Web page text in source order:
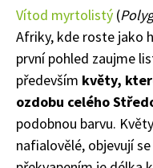
Vítod myrtolistý (
Afriky, kde roste jako
první pohled zaujme
především květy,
ozdobu celého
podobnou barvu.
nafialovělé, objevují